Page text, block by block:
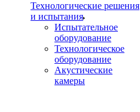
Технологические решения
и испытания
Испытательное
оборудование
Технологическое
оборудование
Акустические
камеры